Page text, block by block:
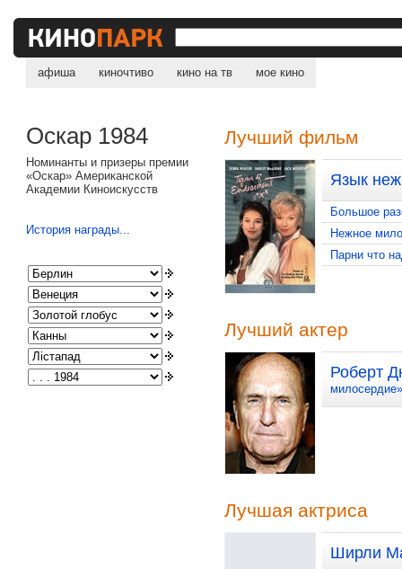
афиша киночтиво кино на тв мое кино
Оскар 1984
Номинанты и призеры премии
«Оскар» Американской
Академии Киноискусств
История награды...
Лучший фильм
Язык
Большое
Нежное
Парни что
Лучший актер
Роберт
милосердие»
Лучшая актриса
Ширли